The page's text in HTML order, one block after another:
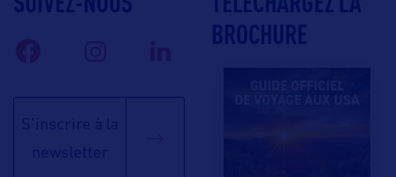
S'inscrire à la
newsletter
BROCHURE